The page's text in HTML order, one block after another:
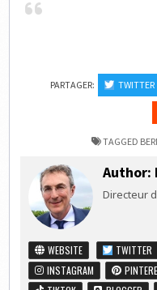
PARTAGER: TWITTER
TAGGED
Author:
Directeur
WEBSITE TWITTER
INSTAGRAM